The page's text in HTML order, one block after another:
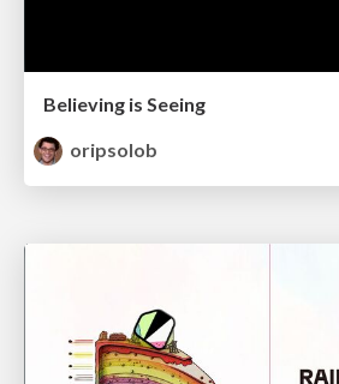
Believing is Seeing
oripsolob